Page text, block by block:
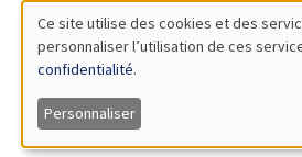
14:00 à 16:00
Utilisation
des
Ce site utilise des cookies et des
personnaliser l’utilisation de ces
confidentialité.
Personnaliser